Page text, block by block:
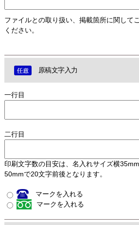
ファイルとの取り扱い、掲載箇所に関して
ください。
原稿文字入力
一行目
二行目
印刷文字数の目安は、名入れサイズ横
50mmで20文字前後となります。
マークを入れる
マークを入れる